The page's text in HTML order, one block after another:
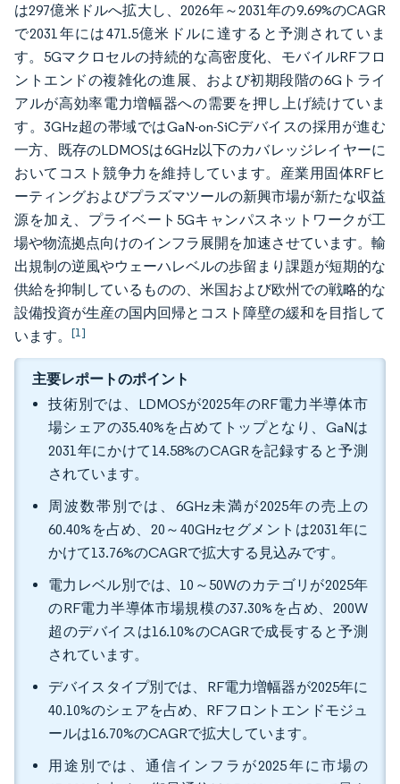
は297億米ドルへ拡大し、2026年～2031年の9.69%のCAGR
で2031年には471.5億米ドルに達すると予測されていま
す。5Gマクロセルの持続的な高密度化、モバイルRFフロ
ントエンドの複雑化の進展、および初期段階の6Gトライ
アルが高効率電力増幅器への需要を押し上げ続けていま
す。3GHz超の帯域ではGaN-on-SiCデバイスの採用が進む
一方、既存のLDMOSは6GHz以下のカバレッジレイヤーに
おいてコスト競争力を維持しています。産業用固体RFヒ
ーティングおよびプラズマツールの新興市場が新たな収益
源を加え、プライベート5Gキャンパスネットワークが工
場や物流拠点向けのインフラ展開を加速させています。輸
出規制の逆風やウェーハレベルの歩留まり課題が短期的な
供給を抑制しているものの、米国および欧州での戦略的な
設備投資が生産の国内回帰とコスト障壁の緩和を目指して
います。 [1]
主要レポートのポイント
技術別では、LDMOSが2025年のRF電力半導体市
場シェアの35.40%を占めてトップとなり、GaNは
2031年にかけて14.58%のCAGRを記録すると予測
されています。
周波数帯別では、6GHz未満が2025年の売上の
60.40%を占め、20～40GHzセグメントは2031年に
かけて13.76%のCAGRで拡大する見込みです。
電力レベル別では、10～50Wのカテゴリが2025年
のRF電力半導体市場規模の37.30%を占め、200W
超のデバイスは16.10%のCAGRで成長すると予測
されています。
デバイスタイプ別では、RF電力増幅器が2025年に
40.10%のシェアを占め、RFフロントエンドモジュ
ールは16.70%のCAGRで拡大しています。
用途別では、通信インフラが2025年に市場の